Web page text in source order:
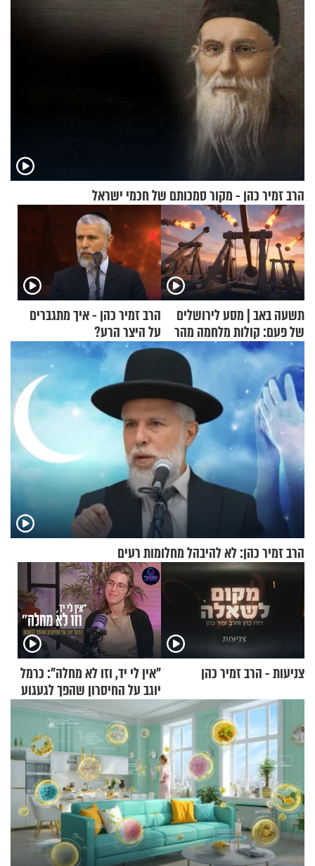
הרב זמיר כהן - מקור סמכותם של חכמי ישראל
תשעה באב | מסע לירושלים
של פעם: קולות מלחמה מהר
הזיתים
הרב זמיר כהן - איך מתגברים
על היצר הרע?
הרב זמיר כהן: לא להיבהל מחלומות רעים
צניעות - הרב זמיר כהן
"אין לי יד, וזו לא מחלה": כרמל
יוגב על החיסרון שהפך לגעגוע